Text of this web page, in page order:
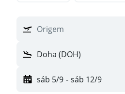
Origem
Doha (DOH)
sáb 5/9 - sáb 12/9